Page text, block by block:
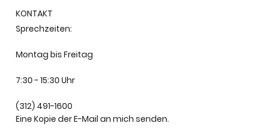
KONTAKT
Sprechzeiten:
Montag bis Freitag
7:30 - 15:30 Uhr
(312) 491-1600
Eine Kopie der E-Mail an mich senden.